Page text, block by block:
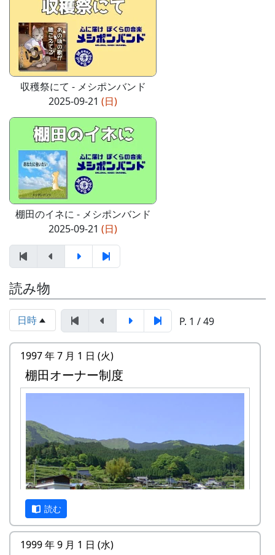
収穫祭にて - メシポンバンド
2025-09-21 (日)
棚田のイネに - メシポンバンド
2025-09-21 (日)
読み物
日時 P. 1 / 49
1997 年 7 月 1 日 (火)
棚田オーナー制度
読む
1999 年 9 月 1 日 (水)